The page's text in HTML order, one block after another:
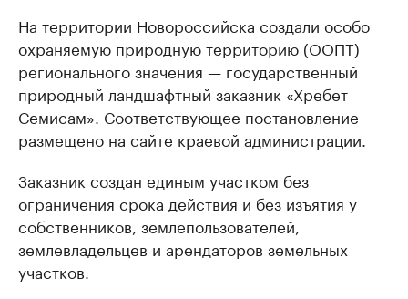
На территории Новороссийска создали особо
охраняемую природную территорию (ООПТ)
регионального значения — государственный
природный ландшафтный заказник «Хребет
Семисам». Соответствующее постановление
размещено на сайте краевой администрации.
Заказник создан единым участком без
ограничения срока действия и без изъятия у
собственников, землепользователей,
землевладельцев и арендаторов земельных
участков.